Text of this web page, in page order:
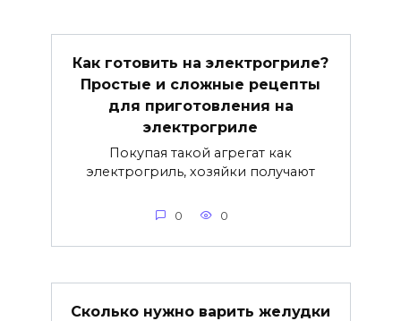
Как готовить на электрогриле?
Простые и сложные рецепты
для приготовления на
электрогриле
Покупая такой агрегат как
электрогриль, хозяйки получают
0 0
Сколько нужно варить желудки